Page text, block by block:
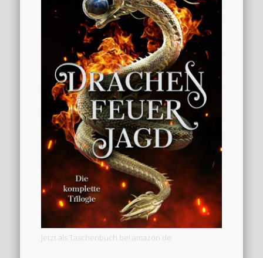
Jetzt als Taschenbuch bei amazon.de